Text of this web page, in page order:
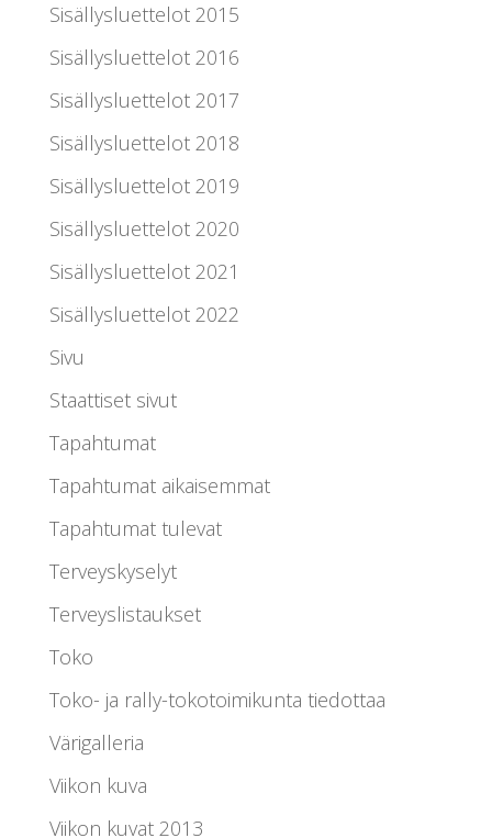
Sisällysluettelot 2015
Sisällysluettelot 2016
Sisällysluettelot 2017
Sisällysluettelot 2018
Sisällysluettelot 2019
Sisällysluettelot 2020
Sisällysluettelot 2021
Sisällysluettelot 2022
Sivu
Staattiset sivut
Tapahtumat
Tapahtumat aikaisemmat
Tapahtumat tulevat
Terveyskyselyt
Terveyslistaukset
Toko
Toko- ja rally-tokotoimikunta tiedottaa
Värigalleria
Viikon kuva
Viikon kuvat 2013